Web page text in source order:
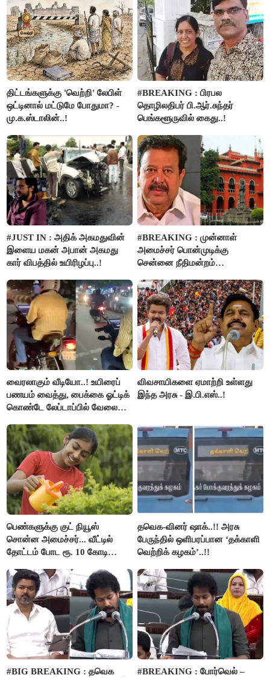
திட்டங்களுக்கு 'வெற்றி' லேபிள்
ஒட்டினால் மட்டுமே போதுமா? -
மு.க.ஸ்டாலின்..!
#BREAKING : பிரபல
தொழிலதிபர் பி.ஆர்.சுந்தர்
பெங்களூருவில் கைது..!
#JUST IN : அதிக் அகமதுவின்
இளைய மகன் அபான் அகமது
கார் விபத்தில் உயிரிழப்பு..!
#BREAKING : முன்னாள்
அமைச்சர் பொன்முடிக்கு
சென்னை நீதிமன்றம்
வைரலாகும் வீடியோ..! உயிரைப்
பணயம் வைத்து, பைக்கை ஓட்டிக்
கொண்டே லேப்டாப்பில் வேலை
விவசாயிகளை ஏமாற்றி உள்ளது
இந்த அரசு - இ.பி.எஸ்..!
பெண்களுக்கு குட் நியூஸ்
சொன்ன அமைச்சர்... வீட்டில்
தோட்டம் போட ரூ. 10 கோடி
தவெக-வினர் ஷாக்..!! அரசு
பேருந்தில் ஒளிபரப்பான ‘தக்காளி
வெற்றிக் கழகம்’..!!
#BIG BREAKING : தவெக
#BREAKING : போர்வெல் –